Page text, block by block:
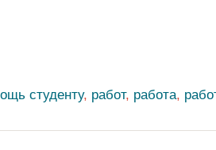
студенту, работ, работа,